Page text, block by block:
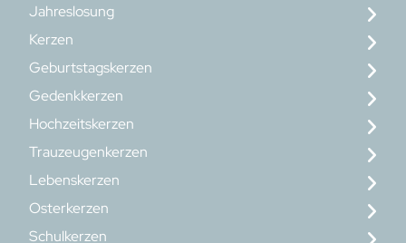
Jahreslosung
Kerzen
Geburtstagskerzen
Gedenkkerzen
Hochzeitskerzen
Trauzeugenkerzen
Lebenskerzen
Osterkerzen
Schulkerzen